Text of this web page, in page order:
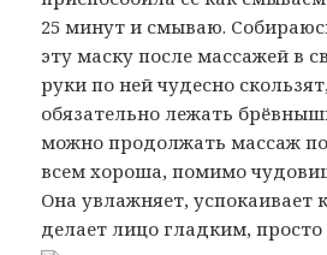
25 минут и смываю.
эту маску после массажей в
руки по ней чудесно
обязательно лежать
можно продолжать массаж
всем хороша, помимо
Она увлажняет, успокаивает
делает лицо гладким,